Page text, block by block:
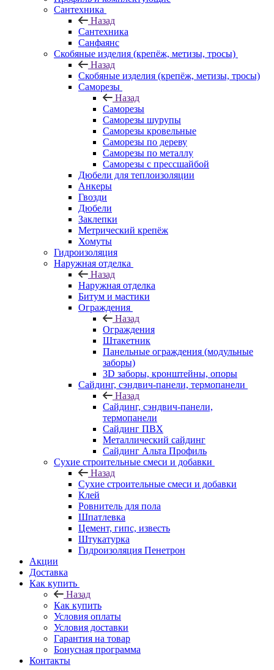
Сантехника
Назад
Сантехника
Санфаянс
Скобяные изделия (крепёж, метизы, тросы)
Назад
Скобяные изделия (крепёж, метизы, тросы)
Саморезы
Назад
Саморезы
Саморезы шурупы
Саморезы кровельные
Саморезы по дереву
Саморезы по металлу
Саморезы с прессшайбой
Дюбели для теплоизоляции
Анкеры
Гвозди
Дюбели
Заклепки
Метрический крепёж
Хомуты
Гидроизоляция
Наружная отделка
Назад
Наружная отделка
Битум и мастики
Ограждения
Назад
Ограждения
Штакетник
Панельные ограждения (модульные
заборы)
3D заборы, кронштейны, опоры
Cайдинг, сэндвич-панели, термопанели
Назад
Cайдинг, сэндвич-панели,
термопанели
Сайдинг ПВХ
Металлический сайдинг
Сайдинг Альта Профиль
Сухие строительные смеси и добавки
Назад
Сухие строительные смеси и добавки
Клей
Ровнитель для пола
Шпатлевка
Цемент, гипс, известь
Штукатурка
Гидроизоляция Пенетрон
Акции
Доставка
Как купить
Назад
Как купить
Условия оплаты
Условия доставки
Гарантия на товар
Бонусная программа
Контакты